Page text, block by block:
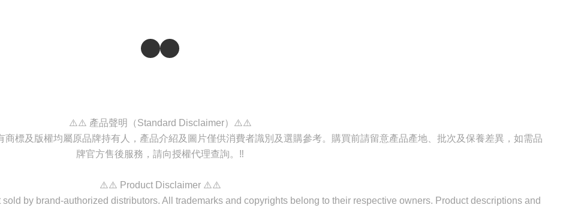
⚠️⚠️ 產品聲明（Standard Disclaimer）⚠️⚠️
標及版權均屬原品牌持有人，產品介紹及圖片僅供消費者識別及選購參考。購買前請留意產品產地、批次及保養差異，如需品
牌官方售後服務，請向授權代理查詢。‼️
⚠️⚠️ Product Disclaimer ⚠️⚠️
by brand-authorized distributors. All trademarks and copyrights belong to their respective owners. Product descriptions and